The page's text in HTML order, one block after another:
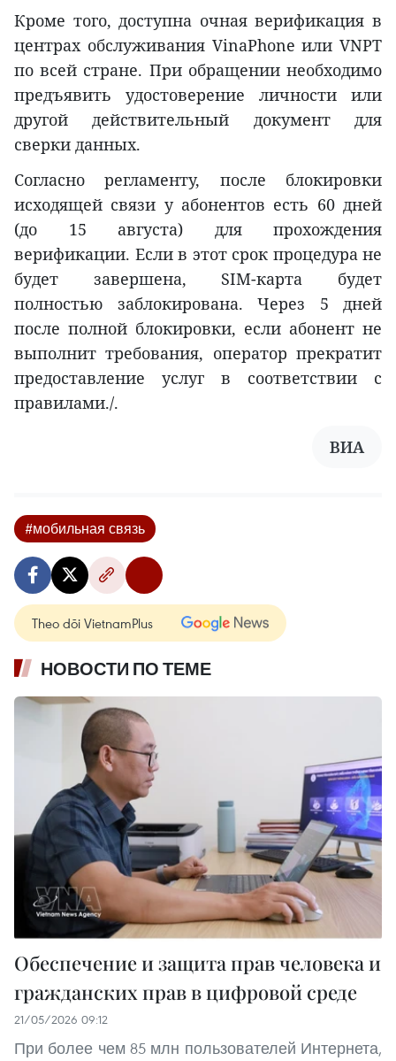
Кроме того, доступна очная верификация в
центрах обслуживания VinaPhone или VNPT
по всей стране. При обращении необходимо
предъявить удостоверение личности или
другой действительный документ для
сверки данных.
Согласно регламенту, после блокировки
исходящей связи у абонентов есть 60 дней
(до 15 августа) для прохождения
верификации. Если в этот срок процедура не
будет завершена, SIM-карта будет
полностью заблокирована. Через 5 дней
после полной блокировки, если абонент не
выполнит требования, оператор прекратит
предоставление услуг в соответствии с
правилами./.
ВИA
#мобильная связь
Theo dõi VietnamPlus
НОВОСТИ ПО ТЕМЕ
Обеспечение и защита прав человека и
гражданских прав в цифровой среде
21/05/2026 09:12
При более чем 85 млн пользователей Интернета,